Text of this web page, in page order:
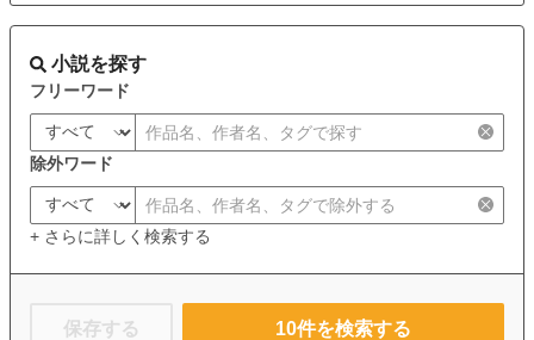
小説を探す
フリーワード
除外ワード
+ さらに詳しく検索する
保存する 10件を検索する